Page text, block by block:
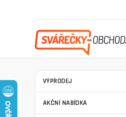
VÝPRODEJ
AKČNÍ NABÍDKA